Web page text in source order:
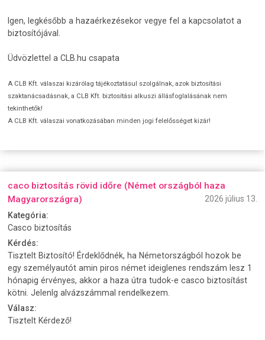
Igen, legkésőbb a hazaérkezésekor vegye fel a kapcsolatot a
biztosítójával.
Üdvözlettel a CLB.hu csapata
A CLB Kft. válaszai kizárólag tájékoztatásul szolgálnak, azok biztosítási
szaktanácsadásnak, a CLB Kft. biztosítási alkuszi állásfoglalásának nem
tekinthetők!
A CLB Kft. válaszai vonatkozásában minden jogi felelősséget kizár!
caco biztosítás rövid időre (Német országból haza
Magyarországra)
2026 július 13.
Kategória:
Casco biztosítás
Kérdés:
Tisztelt Biztosító! Érdeklődnék, ha Németországból hozok be
egy személyautót amin piros német ideiglenes rendszám lesz 1
hónapig érvényes, akkor a haza útra tudok-e casco biztosítást
kötni. Jelenlg alvázszámmal rendelkezem.
Válasz:
Tisztelt Kérdező!